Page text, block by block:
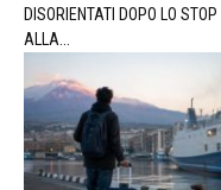
DISORIENTATI DOPO LO STOP
ALLA...